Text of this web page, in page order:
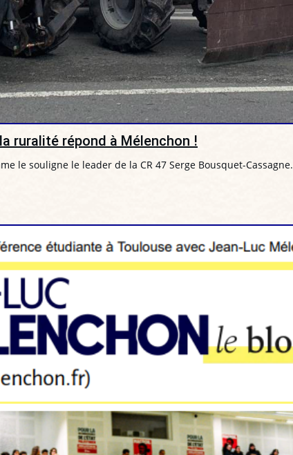
ruralité répond à Mélenchon !
le souligne le leader de la CR 47 Serge Bousquet-Cassagne.